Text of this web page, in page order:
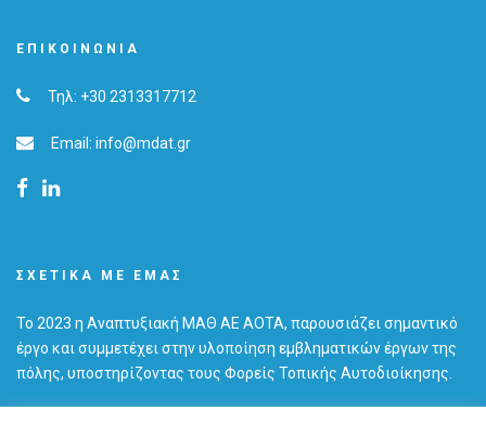
ΕΠΙΚΟΙΝΩΝΊΑ
Τηλ: +30 2313317712
Email: info@mdat.gr
ΣΧΕΤΙΚΆ ΜΕ ΕΜΆΣ
Το 2023 η Αναπτυξιακή ΜΑΘ ΑΕ ΑΟΤΑ, παρουσιάζει σημαντικό
έργο και συμμετέχει στην υλοποίηση εμβληματικών έργων της
πόλης, υποστηρίζοντας τους Φορείς Τοπικής Αυτοδιοίκησης.